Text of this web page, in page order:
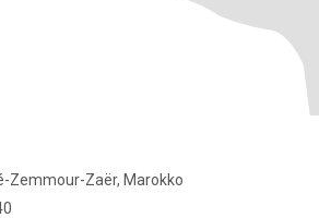
Zemmour-Zaër, Marokko